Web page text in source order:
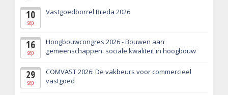
10
sep
Vastgoedborrel Breda 2026
16
sep
Hoogbouwcongres 2026 - Bouwen aan
gemeenschappen: sociale kwaliteit in hoogbouw
29
sep
COMVAST 2026: De vakbeurs voor commercieel
vastgoed